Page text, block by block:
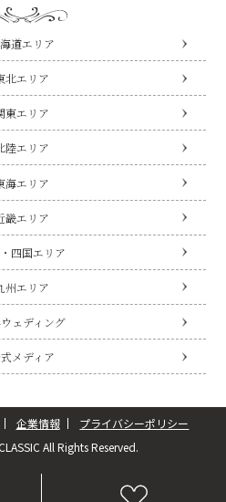
道エリア
北エリア
東エリア
陸エリア
海エリア
畿エリア
四国エリア
州エリア
ェディング
メディア
企業情報
プライバシーポリシー
All Rights Reserved.